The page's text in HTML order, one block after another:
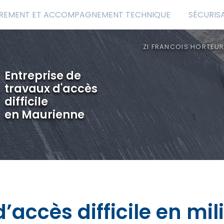
ET ACCOMPAGNEMENT TECHNIQUE
Entreprise de
travaux d'accès
difficile
en Maurienne
ZI FRANCOIS
difficile en